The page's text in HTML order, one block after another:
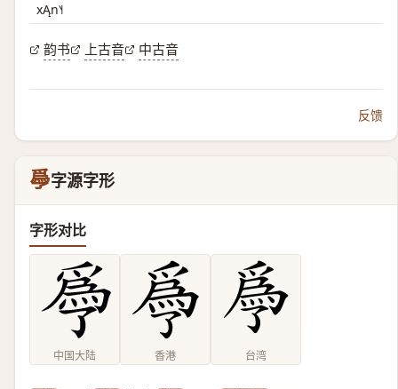
xĄn˥˧
韵书 上古音 中古音
反馈
爳字源字形
字形对比
中国大陆 香港 台湾